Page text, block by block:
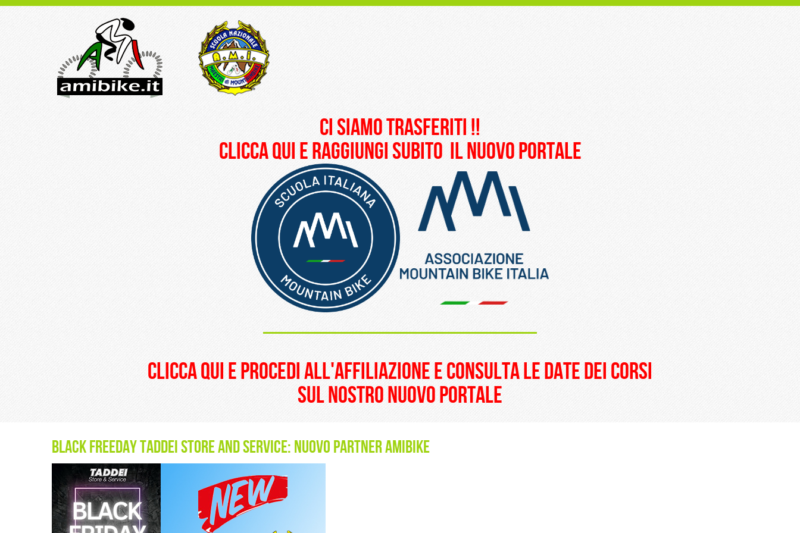
ci siamo trasferiti !!
clicca qui e raggiungi subito il nuovo portale
_______________________
clicca qui e procedi all'affiliazione e consulta le date dei corsi
sul nostro nuovo portale
black freeday taddei store and service: nuovo partner Amibike